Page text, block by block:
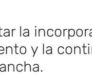
la
y la